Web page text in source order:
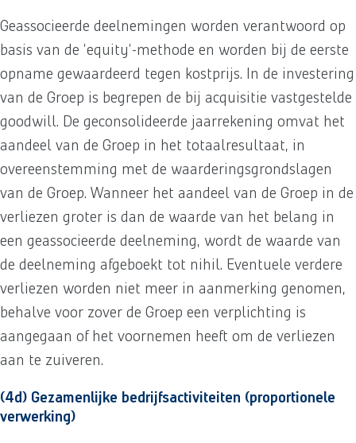
Geassocieerde deelnemingen worden verantwoord op
basis van de 'equity'-methode en worden bij de eerste
opname gewaardeerd tegen kostprijs. In de investering
van de Groep is begrepen de bij acquisitie vastgestelde
goodwill. De geconsolideerde jaarrekening omvat het
aandeel van de Groep in het totaalresultaat, in
overeenstemming met de waarderingsgrondslagen
van de Groep. Wanneer het aandeel van de Groep in de
verliezen groter is dan de waarde van het belang in
een geassocieerde deelneming, wordt de waarde van
de deelneming afgeboekt tot nihil. Eventuele verdere
verliezen worden niet meer in aanmerking genomen,
behalve voor zover de Groep een verplichting is
aangegaan of het voornemen heeft om de verliezen
aan te zuiveren.
(4d) Gezamenlijke bedrijfsactiviteiten (proportionele
verwerking)